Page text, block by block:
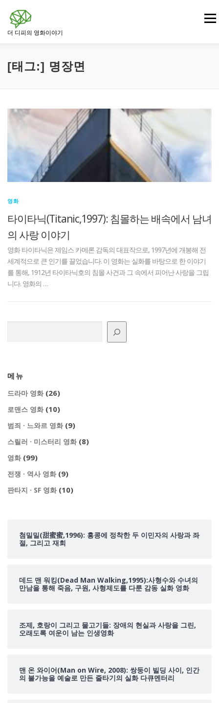
바
더 디피의 영화이야기
메뉴
영화 드라마 영화
스릴러 · 미스터리 영화
[태그:] 명장면
영화
타이타닉(Titanic,1997): 침몰하는 배속에서 남녀
의 사랑 이야기
영화 타이타닉은 제임스 카메론 감독의 대표작으로, 1997년에 개봉해 전
세계적으로 큰 인기를 끌었습니다. 이 영화는 실화를 바탕으로 한 이야기
를 통해, 1912년 타이타닉호의 침몰 사건과 그 속에서 피어난 사랑을 그립
니다. 영화의 …
메뉴
드라마 영화(26)
로맨스 영화(10)
범죄 · 느와르 영화(9)
스릴러 · 미스터리 영화(8)
영화(99)
전쟁 · 역사 영화(9)
판타지 · SF 영화(10)
첨밀밀(甜蜜蜜,1996): 홍콩에 정착한 두 이민자의 사랑과 좌
절, 그리고 재회
데드 맨 워킹(Dead Man Walking,1995):사형수와 수녀의
만남을 통해 죽음, 구원, 사형제도를 다룬 감동 실화 영화
조제, 호랑이 그리고 물고기들: 장애의 현실과 사랑을 그린,
오래도록 여운이 남는 인생영화
맨 온 와이어(Man on Wire, 2008): 쌍둥이 빌딩 사이, 인간
의 불가능을 예술로 만든 줄타기의 실화 다큐멘터리